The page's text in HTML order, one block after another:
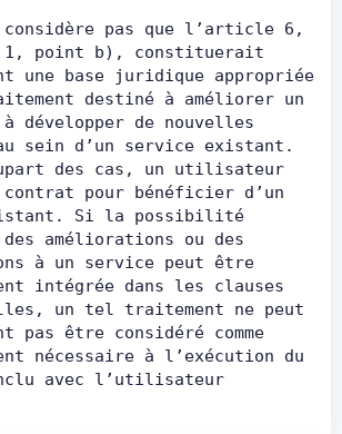
considère pas que l’article 6,
1, point b), constituerait
une base juridique appropriée
destiné à améliorer un
développer de nouvelles
sein d’un service existant.
des cas, un utilisateur
pour bénéficier d’un
Si la possibilité
améliorations ou des
à un service peut être
intégrée dans les clauses
un tel traitement ne peut
pas être considéré comme
nécessaire à l’exécution du
avec l’utilisateur